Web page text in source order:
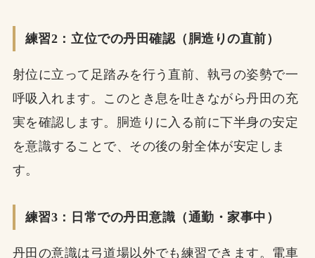
練習2：立位での丹田確認（胴造りの直前）
射位に立って足踏みを行う直前、執弓の姿勢で一
呼吸入れます。このとき息を吐きながら丹田の充
実を確認します。胴造りに入る前に下半身の安定
を意識することで、その後の射全体が安定しま
す。
練習3：日常での丹田意識（通勤・家事中）
丹田の意識は弓道場以外でも練習できます。電車